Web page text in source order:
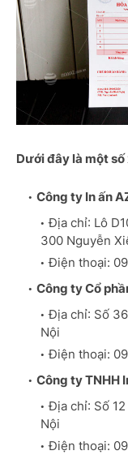
Dưới đây là một
Công ty In ấn
Địa chỉ: Lô
300 Nguyễn
Điện thoại:
Công ty Cổ
Địa chỉ: Số
Nội
Điện thoại:
Công ty TNHH
Địa chỉ: Số
Nội
Điện thoại: